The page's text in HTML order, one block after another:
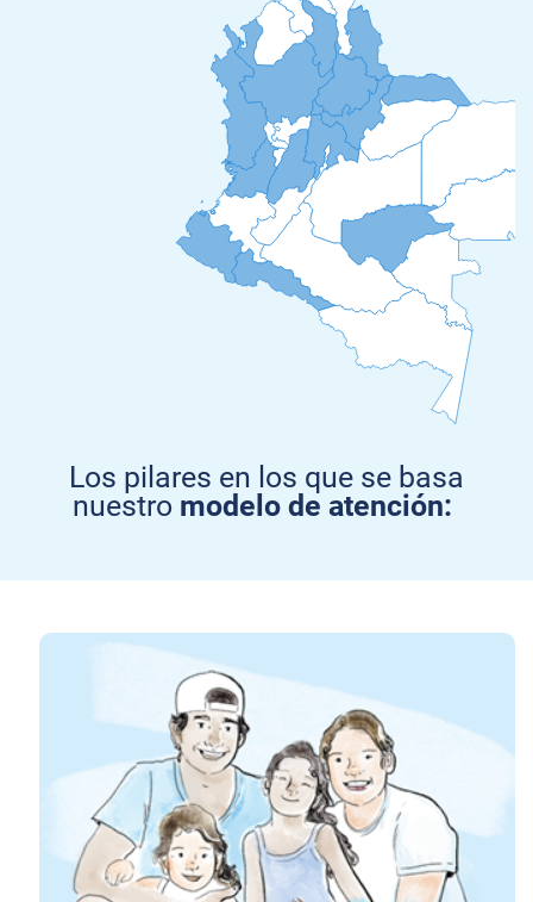
Los pilares en los que se basa
nuestro modelo de atención: